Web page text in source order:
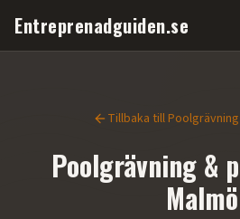
Entreprenadguiden.se
Tillbaka till
Poolgrävning &
Malmö